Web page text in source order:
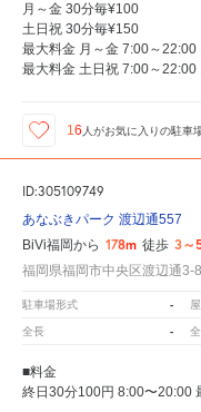
月～金 30分毎¥100
土日祝 30分毎¥150
最大料金 月～金 7:00～
最大料金 土日祝 7:00～
16 人がお気に入りの駐車
ID:305109749
あなぶきパーク 渡辺通557
BiVi福岡から 178m 徒歩 3～
福岡県福岡市中央区渡辺通3-8
駐車場形式 -
全長 -
■料金
終日30分100円 8:00〜20:00